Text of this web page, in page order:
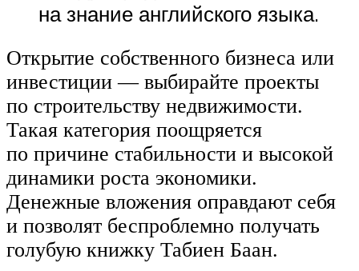
на знание английского языка.
Открытие собственного бизнеса или
инвестиции — выбирайте проекты
по строительству недвижимости.
Такая категория поощряется
по причине стабильности и высокой
динамики роста экономики.
Денежные вложения оправдают себя
и позволят беспроблемно получать
голубую книжку Табиен Баан.